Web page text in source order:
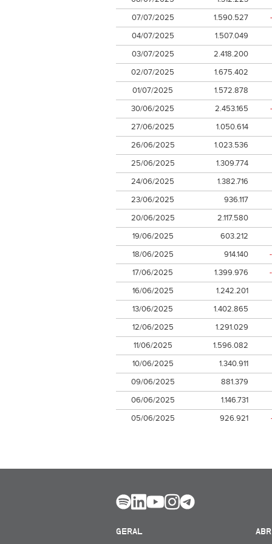
07/07/2025
1.590.527
04/07/2025
1.507.049
03/07/2025
2.418.200
02/07/2025
1.675.402
01/07/2025
1.572.878
30/06/2025
2.453.165
27/06/2025
1.050.614
26/06/2025
1.023.536
25/06/2025
1.309.774
24/06/2025
1.382.716
23/06/2025
936.117
20/06/2025
2.117.580
19/06/2025
603.212
18/06/2025
914.140
17/06/2025
1.399.976
16/06/2025
1.242.201
13/06/2025
1.402.865
12/06/2025
1.291.029
11/06/2025
1.596.082
10/06/2025
1.340.911
09/06/2025
881.379
06/06/2025
1.146.731
05/06/2025
926.921
GERAL